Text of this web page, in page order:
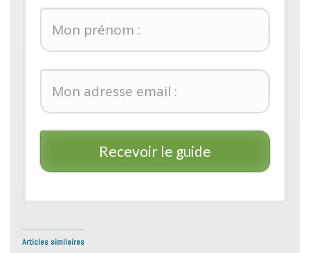
Recevoir le guide
Articles similaires